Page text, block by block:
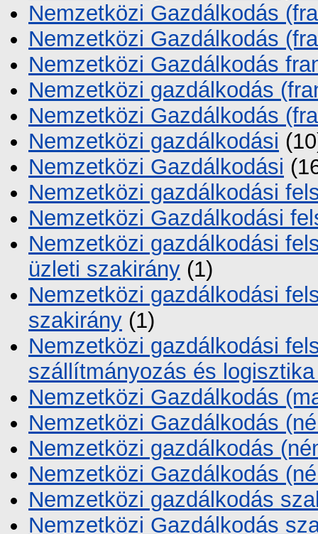
Nemzetközi Gazdálkodás
Nemzetközi Gazdálkodás
Nemzetközi Gazdálkodás
Nemzetközi gazdálkodás
Nemzetközi Gazdálkodás
Nemzetközi gazdálkodási
Nemzetközi Gazdálkodási
Nemzetközi gazdálkodási
Nemzetközi Gazdálkodási
Nemzetközi gazdálkodási
üzleti szakirány (1)
Nemzetközi gazdálkodási
szakirány (1)
Nemzetközi gazdálkodási
szállítmányozás és
Nemzetközi Gazdálkodás
Nemzetközi Gazdálkodás
Nemzetközi gazdálkodás
Nemzetközi Gazdálkodás
Nemzetközi gazdálkodás
Nemzetközi Gazdálkodás